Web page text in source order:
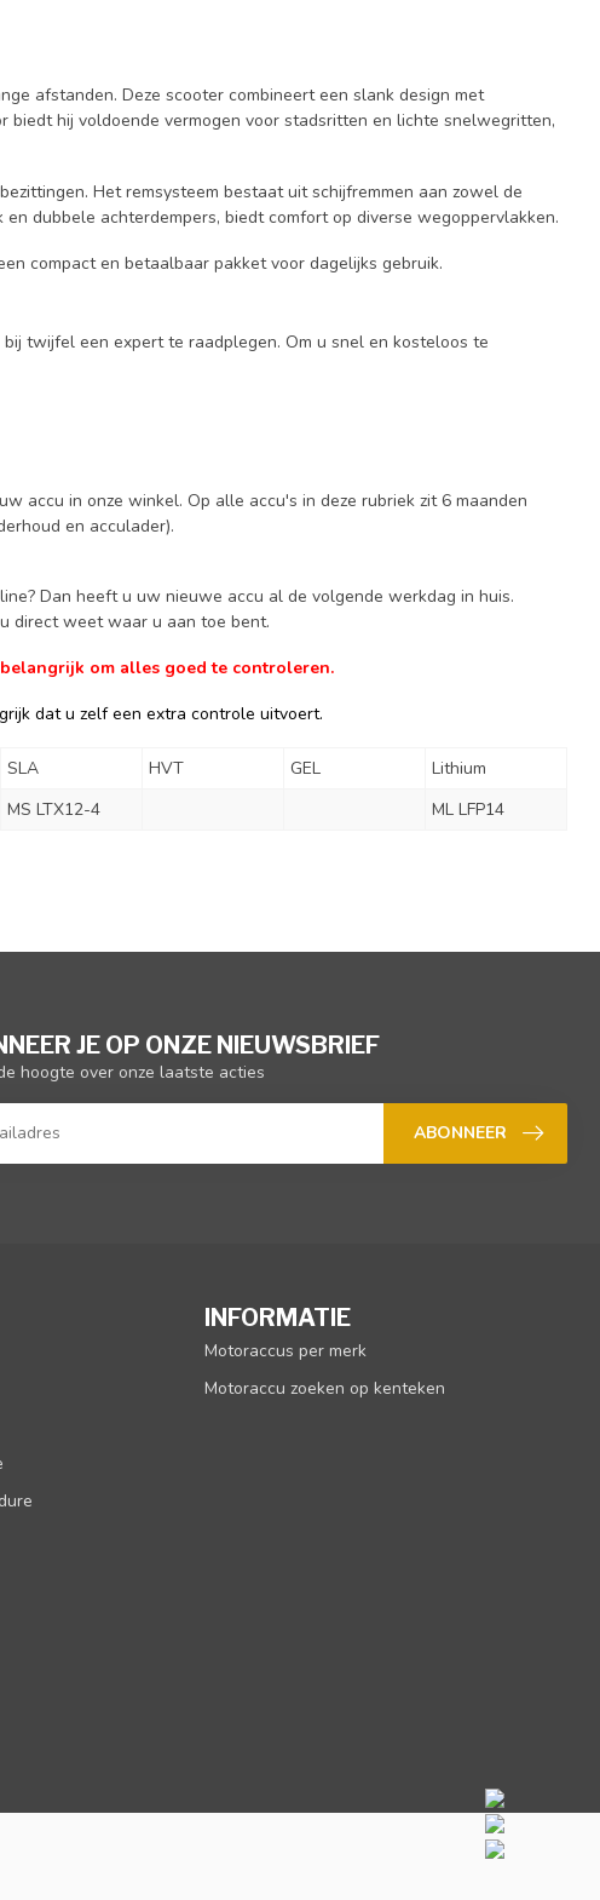
afstanden. Deze scooter combineert een slank design met
hij voldoende vermogen voor stadsritten en lichte snelwegritten,
Het remsysteem bestaat uit schijfremmen aan zowel de
dubbele achterdempers, biedt comfort op diverse wegoppervlakken.
compact en betaalbaar pakket voor dagelijks gebruik.
twijfel een expert te raadplegen. Om u snel en kosteloos te
accu in onze winkel. Op alle accu's in deze rubriek zit 6 maanden
en acculader).
Dan heeft u uw nieuwe accu al de volgende werkdag in huis.
direct weet waar u aan toe bent.
om alles goed te controleren.
dat u zelf een extra controle uitvoert.
SLA HVT GEL
Lithium
MS LTX12-4 ML LFP14
JE OP ONZE NIEUWSBRIEF
hoogte over onze laatste acties
ABONNEER
INFORMATIE
Motoraccus per merk
Motoraccu zoeken op kenteken